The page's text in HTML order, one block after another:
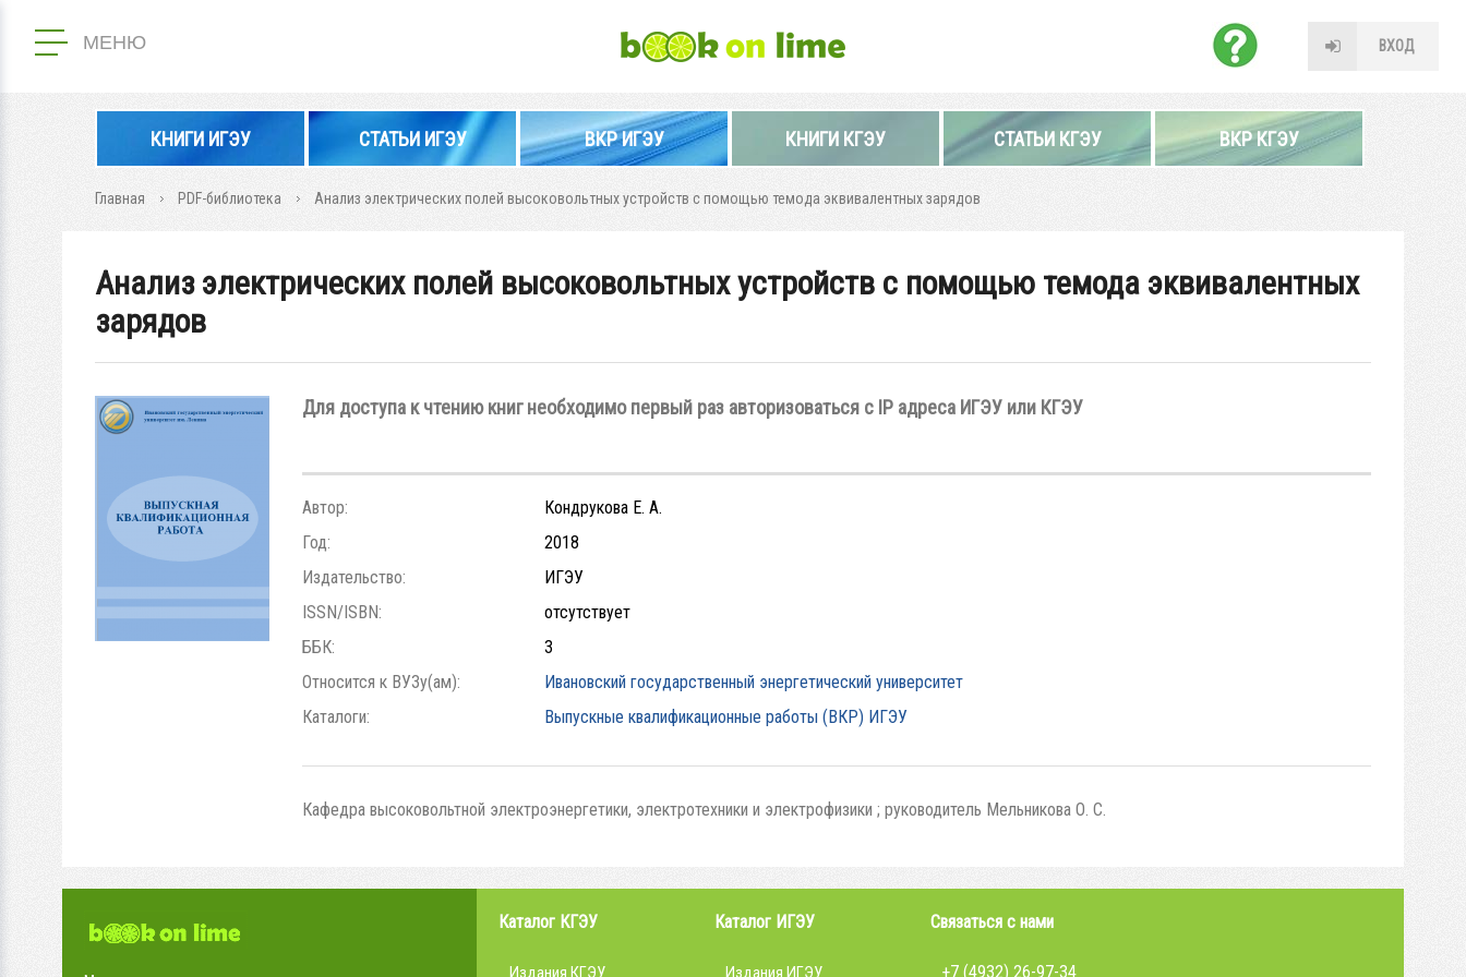
МЕНЮ ВХОД
КНИГИ ИГЭУ СТАТЬИ ИГЭУ ВКР ИГЭУ КНИГИ КГЭУ СТАТЬИ КГЭУ ВКР КГЭУ
Главная PDF-библиотека Анализ электрических полей высоковольтных устройств с помощью темода эквивалентных зарядов
Анализ электрических полей высоковольтных устройств с помощью темода эквивалентных
зарядов
Для доступа к чтению книг необходимо первый раз авторизоваться с IP адреса ИГЭУ или КГЭУ
Автор:
Кондрукова Е. А.
Год:
2018
Издательство:
ИГЭУ
ISSN/ISBN:
отсутствует
ББК:
3
Относится к ВУЗу(ам):
Ивановский государственный энергетический университет
Каталоги:
Выпускные квалификационные работы (ВКР) ИГЭУ
Кафедра высоковольтной электроэнергетики, электротехники и электрофизики ; руководитель Мельникова О. С.
Каталог КГЭУ
Издания КГЭУ
Каталог ИГЭУ
Издания ИГЭУ
Связаться с нами
+7 (4932) 26-97-34